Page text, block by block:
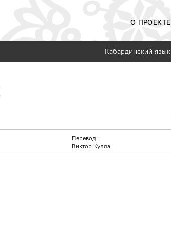
О ПРОЕКТЕ
Кабардинский язык
Перевод:
Виктор Куллэ